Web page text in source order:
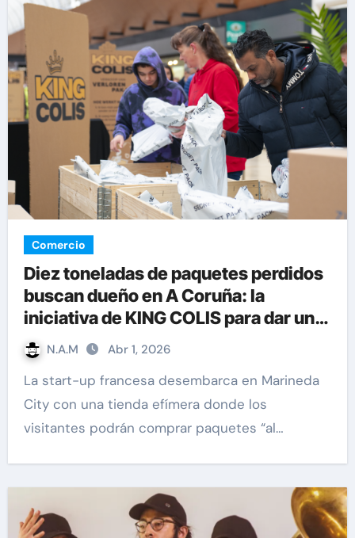
Comercio
Diez toneladas de paquetes perdidos
buscan dueño en A Coruña: la
iniciativa de KING COLIS para dar una
segunda vida al e-commerce
N.A.M Abr 1, 2026
La start-up francesa desembarca en Marineda
City con una tienda efímera donde los
visitantes podrán comprar paquetes “al…